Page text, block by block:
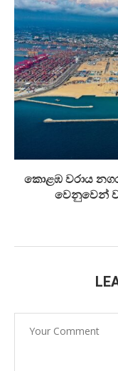
කොළඹ වරාය
වෙනුවෙන්